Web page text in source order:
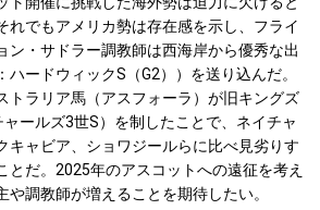
れでもアメリカ勢は存在感を示し、フライ
ン・サドラー調教師は西海岸から優秀な出
ードウィックS（G2））を送り込んだ。
トラリア馬（アスフォーラ）が旧キングズ
ールズ3世S）を制したことで、ネイチャ
キャビア、ショワジールらに比べ見劣りす
とだ。2025年のアスコットへの遠征を考え
や調教師が増えることを期待したい。